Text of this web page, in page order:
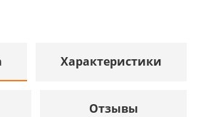
Характеристики
Отзывы